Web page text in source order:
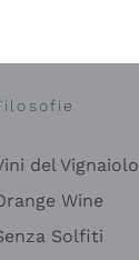
del Vignaiolo
Wine
Solfiti